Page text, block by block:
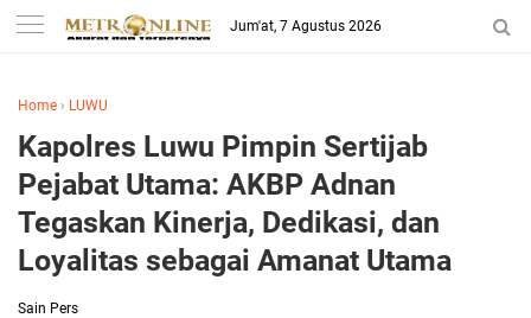
Jum'at, 7 Agustus 2026
Home › LUWU
Kapolres Luwu Pimpin Sertijab
Pejabat Utama: AKBP Adnan
Tegaskan Kinerja, Dedikasi, dan
Loyalitas sebagai Amanat Utama
Sain Pers